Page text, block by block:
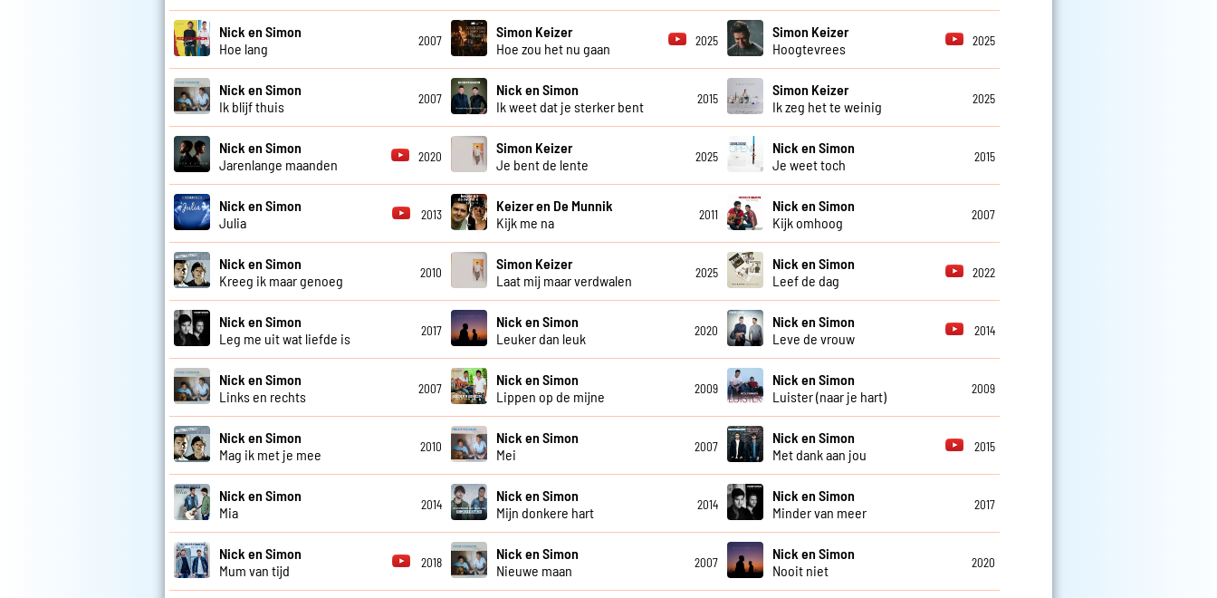
Nick en Simon
Hoe lang
2007
Simon Keizer
Hoe zou het nu gaan
2025
Simon Keizer
Hoogtevrees
2025
Nick en Simon
Ik blijf thuis
2007
Nick en Simon
Ik weet dat je sterker bent
2015
Simon Keizer
Ik zeg het te weinig
2025
Nick en Simon
Jarenlange maanden
2020
Simon Keizer
Je bent de lente
2025
Nick en Simon
Je weet toch
2015
Nick en Simon
Julia
2013
Keizer en De Munnik
Kijk me na
2011
Nick en Simon
Kijk omhoog
2007
Nick en Simon
Kreeg ik maar genoeg
2010
Simon Keizer
Laat mij maar verdwalen
2025
Nick en Simon
Leef de dag
2022
Nick en Simon
Leg me uit wat liefde is
2017
Nick en Simon
Leuker dan leuk
2020
Nick en Simon
Leve de vrouw
2014
Nick en Simon
Links en rechts
2007
Nick en Simon
Lippen op de mijne
2009
Nick en Simon
Luister (naar je hart)
2009
Nick en Simon
Mag ik met je mee
2010
Nick en Simon
Mei
2007
Nick en Simon
Met dank aan jou
2015
Nick en Simon
Mia
2014
Nick en Simon
Mijn donkere hart
2014
Nick en Simon
Minder van meer
2017
Nick en Simon
Mum van tijd
2018
Nick en Simon
Nieuwe maan
2007
Nick en Simon
Nooit niet
2020